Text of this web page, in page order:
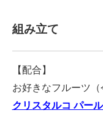
組み立て
【配合】
お好きなフルーツ
クリスタルコ パー